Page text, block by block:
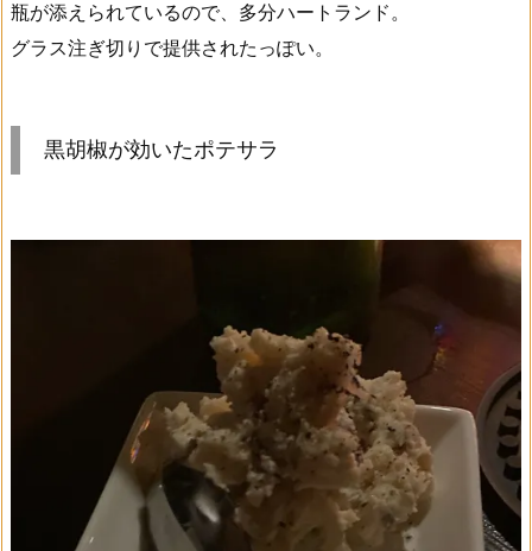
瓶が添えられているので、多分ハートランド。
グラス注ぎ切りで提供されたっぽい。
黒胡椒が効いたポテサラ